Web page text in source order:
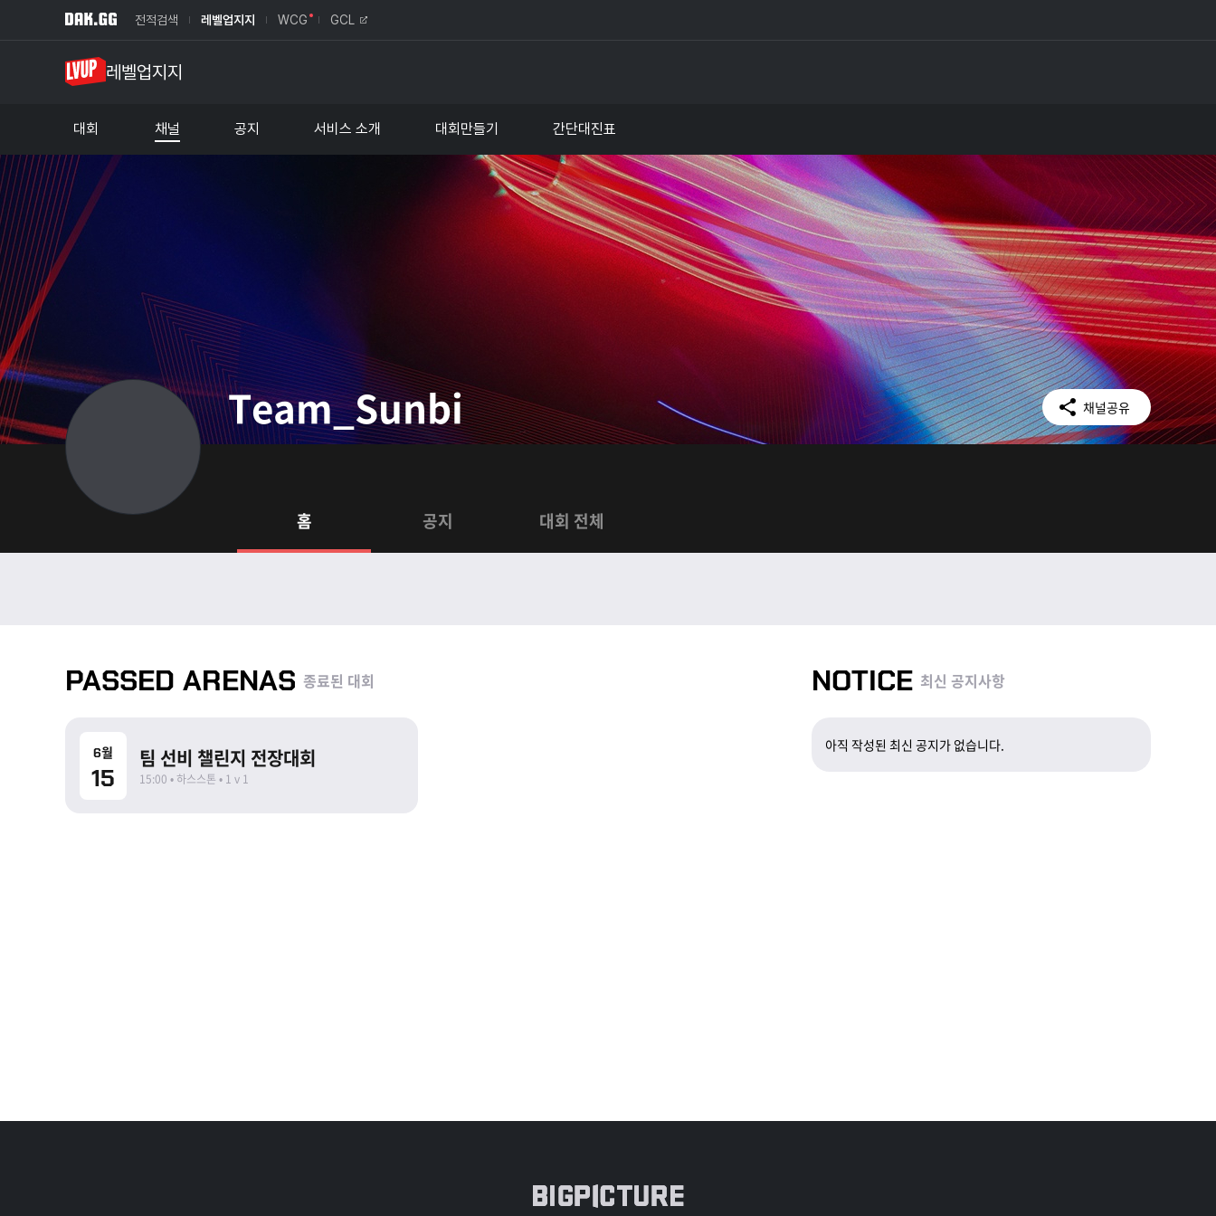
전적검색 레벨업지지 WCG GCL
레벨업지지
대회
레벨업 대회
라이엇 아마추어리그
펍지 아마추어대회
채널 공지 서비스 소개 대회만들기 간단대진표
Team_Sunbi 채널공유
Facebook
Twitter
Kakao Talk
Copy Link
홈 공지 대회 전체
PASSED ARENAS 종료된 대회
6월
15
팀 선비 챌린지 전장대회
15:00 • 하스스톤 • 1 v 1
NOTICE 최신 공지사항
아직 작성된 최신 공지가 없습니다.